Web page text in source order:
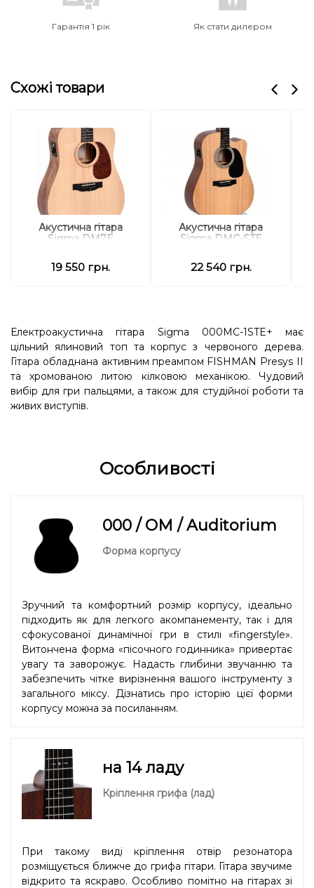
Гарантія 1 рік Як стати дилером
Схожі товари
Акустична гітара
Sigma DM7E
19 550 грн.
Акустична гітара
Sigma DMC-STE
22 540 грн.
Електроакустична гітара Sigma 000MC-1STE+ має
цільний ялиновий топ та корпус з червоного дерева.
Гітара обладнана активним преампом FISHMAN Presys II
та хромованою литою кілковою механікою. Чудовий
вибір для гри пальцями, а також для студійної роботи та
живих виступів.
Особливості
000 / OM / Auditorium
Форма корпусу
Зручний та комфортний розмір корпусу, ідеально
підходить як для легкого акомпанементу, так і для
сфокусованої динамічної гри в стилі «fingerstyle».
Витончена форма «пісочного годинника» привертає
увагу та заворожує. Надасть глибини звучанню та
забезпечить чітке вирізнення вашого інструменту з
загального міксу. Дізнатись про історію цієї форми
корпусу можна за посиланням.
на 14 ладу
Кріплення грифа (лад)
При такому виді кріплення отвір резонатора
розміщується ближче до грифа гітари. Гітара звучиме
відкрито та яскраво. Особливо помітно на гітарах зі